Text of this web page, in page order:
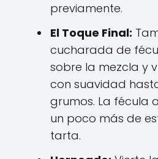
previamente.
El Toque Final:
cucharada de
sobre la mezcla y
con suavidad
grumos. La fécula
un poco más de
tarta.